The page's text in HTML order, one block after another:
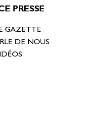
PRESSE
GAZETTE
DE NOUS